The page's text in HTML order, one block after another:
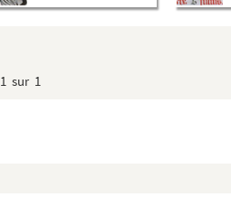
1 sur 1